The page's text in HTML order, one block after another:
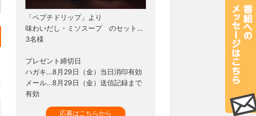
「ペプチドリップ」より
味わいだし・ミソスープ のセット…
3名様
プレゼント締切日
ハガキ…8月29日（金）当日消印有効
メール…8月29日（金）送信記録まで
有効
応募はこちらから